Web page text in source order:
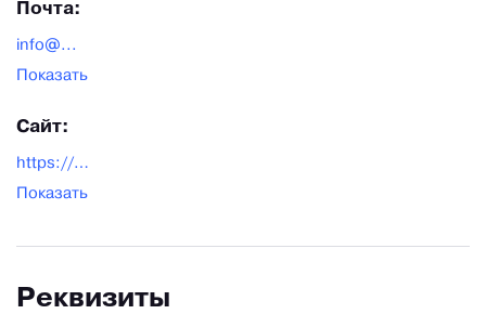
Почта:
info@...
Показать
Сайт:
https://promgeoplast.ru/
Показать
Реквизиты